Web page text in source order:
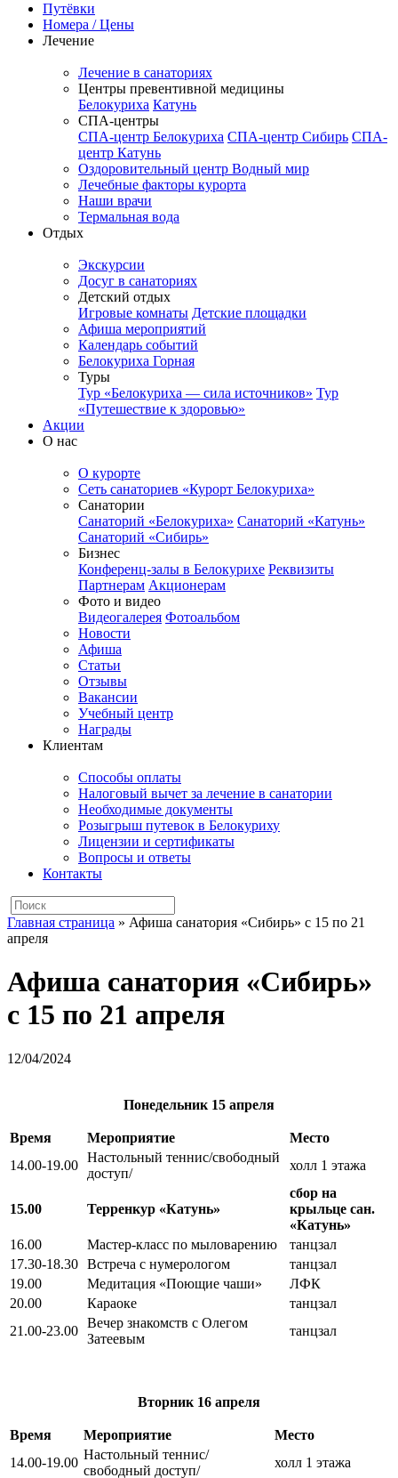
Путёвки
Номера / Цены
Лечение
Лечение в санаториях
Центры превентивной медицины
Белокуриха Катунь
СПА-центры
СПА-центр Белокуриха СПА-центр Сибирь СПА-
центр Катунь
Оздоровительный центр Водный мир
Лечебные факторы курорта
Наши врачи
Термальная вода
Отдых
Экскурсии
Досуг в санаториях
Детский отдых
Игровые комнаты Детские площадки
Афиша мероприятий
Календарь событий
Белокуриха Горная
Туры
Тур «Белокуриха — сила источников» Тур
«Путешествие к здоровью»
Акции
О нас
О курорте
Сеть санаториев «Курорт Белокуриха»
Санатории
Санаторий «Белокуриха» Санаторий «Катунь»
Санаторий «Сибирь»
Бизнес
Конференц-залы в Белокурихе Реквизиты
Партнерам Акционерам
Фото и видео
Видеогалерея Фотоальбом
Новости
Афиша
Статьи
Отзывы
Вакансии
Учебный центр
Награды
Клиентам
Способы оплаты
Налоговый вычет за лечение в санатории
Необходимые документы
Розыгрыш путевок в Белокуриху
Лицензии и сертификаты
Вопросы и ответы
Контакты
Главная страница » Афиша санатория «Сибирь» с 15 по 21
апреля
Афиша санатория «Сибирь»
с 15 по 21 апреля
12/04/2024
Понедельник 15 апреля
Время Мероприятие
Место
14.00-19.00
Настольный теннис/свободный
доступ/
холл 1 этажа
15.00 Терренкур «Катунь»
сбор на
крыльце сан.
«Катунь»
16.00
Мастер-класс по мыловарению
танцзал
17.30-18.30 Встреча с нумерологом
танцзал
19.00
Медитация «Поющие чаши»
ЛФК
20.00
Караоке
танцзал
21.00-23.00
Вечер знакомств с Олегом
Затеевым
танцзал
Вторник 16 апреля
Время Мероприятие
Место
14.00-19.00
Настольный теннис/
свободный доступ/
холл 1 этажа